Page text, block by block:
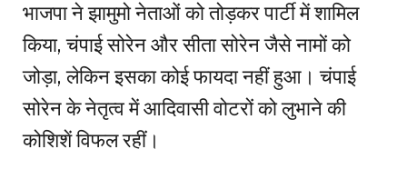
भाजपा ने झामुमो नेताओं को तोड़कर पार्टी में शामिल
किया, चंपाई सोरेन और सीता सोरेन जैसे नामों को
जोड़ा, लेकिन इसका कोई फायदा नहीं हुआ। चंपाई
सोरेन के नेतृत्व में आदिवासी वोटरों को लुभाने की
कोशिशें विफल रहीं।